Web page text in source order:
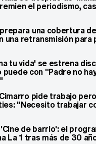
el periodismo,
una cobertura
una retransmisión para
tu vida' se estrena
puede con "Padre no
pide trabajo
"Necesito trabajar
de barrio': el
La 1 tras más de 30